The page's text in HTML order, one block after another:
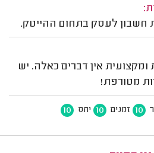
חשבון לעסק בתחום ההייטק.
אין דברים כאלה. יש
מטורפת!
10 זמנים 10 יחס 10